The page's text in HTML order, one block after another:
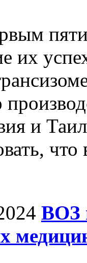
их
и
что
ВОЗ